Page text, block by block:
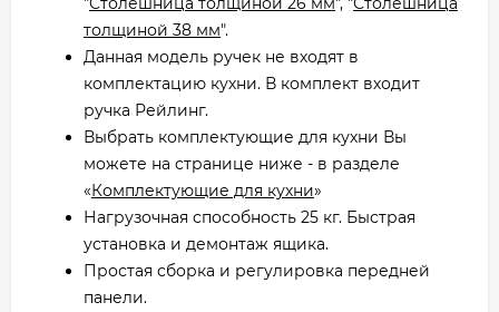
толщиной 38 мм".
Данная модель ручек не входят в
комплектацию кухни. В комплект входит
ручка Рейлинг.
Выбрать комплектующие для кухни Вы
можете на странице ниже - в разделе
«Комплектующие для кухни»
Нагрузочная способность 25 кг. Быстрая
установка и демонтаж ящика.
Простая сборка и регулировка передней
панели.